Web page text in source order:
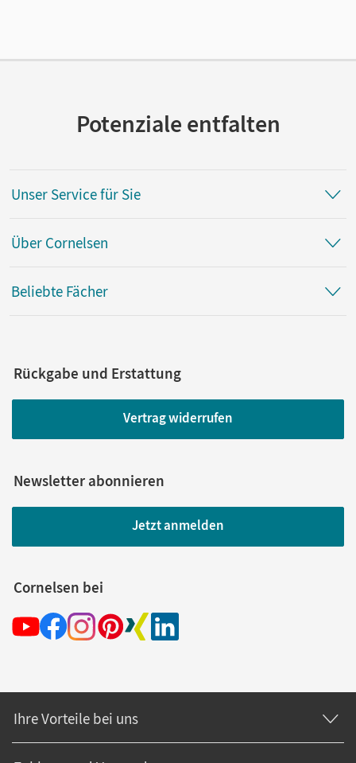
Potenziale entfalten
Unser Service für Sie
Über Cornelsen
Beliebte Fächer
Rückgabe und Erstattung
Vertrag widerrufen
Newsletter abonnieren
Jetzt anmelden
Cornelsen bei
Ihre Vorteile bei uns